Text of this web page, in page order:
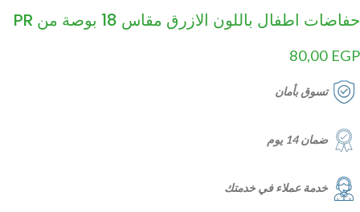
حفاضات اطفال باللون الازرق مقاس 18 بوصة من PR
80,00 EGP
تسوق بأمان
ضمان 14 يوم
خدمة عملاء في خدمتك